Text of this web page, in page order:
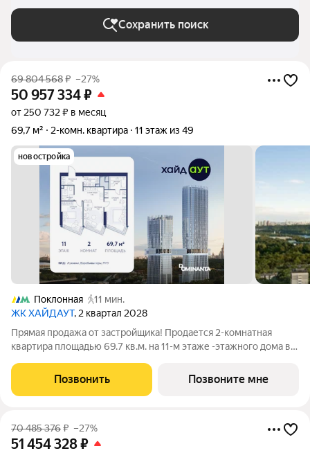
Сохранить поиск
69 804 568₽ –27%
50 957 334₽
от 250 732 ₽ в месяц
69,7 м²
2-комн. квартира 11 этаж из 49
новостройка
Поклонная
11 мин.
ЖК ХАЙДАУТ, 2 квартал 2028
Прямая продажа от застройщика! Продается 2-комнатная
квартира площадью 69.7 кв.м. на 11-м этаже -этажного дома в
Победы, Долина реки Сетунь, МГУ, Москва-Сити, Воробьевы
горы. Высота потолков 3,25 м.
Позвонить Позвоните мне
70 485 376₽ –27%
51 454 328₽